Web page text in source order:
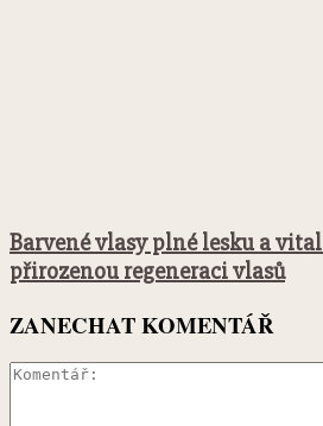
Barvené vlasy plné lesku a
přirozenou regeneraci vlasů
ZANECHAT KOMENTÁŘ